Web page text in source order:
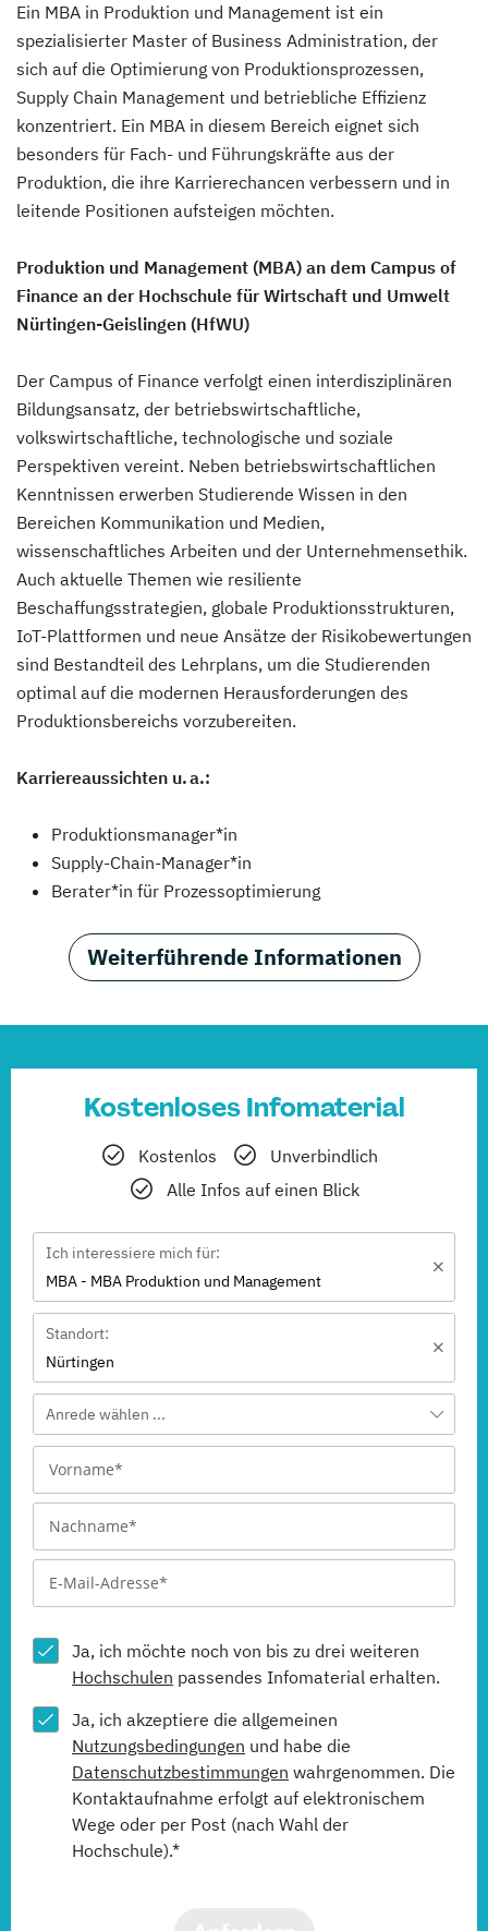
Ein MBA in Produktion und Management ist ein
spezialisierter Master of Business Administration, der
sich auf die Optimierung von Produktionsprozessen,
Supply Chain Management und betriebliche Effizienz
konzentriert. Ein MBA in diesem Bereich eignet sich
besonders für Fach- und Führungskräfte aus der
Produktion, die ihre Karrierechancen verbessern und in
leitende Positionen aufsteigen möchten.
Produktion und Management (MBA) an dem Campus of
Finance an der Hochschule für Wirtschaft und Umwelt
Nürtingen-Geislingen (HfWU)
Der Campus of Finance verfolgt einen interdisziplinären
Bildungsansatz, der betriebswirtschaftliche,
volkswirtschaftliche, technologische und soziale
Perspektiven vereint. Neben betriebswirtschaftlichen
Kenntnissen erwerben Studierende Wissen in den
Bereichen Kommunikation und Medien,
wissenschaftliches Arbeiten und der Unternehmensethik.
Auch aktuelle Themen wie resiliente
Beschaffungsstrategien, globale Produktionsstrukturen,
IoT-Plattformen und neue Ansätze der Risikobewertungen
sind Bestandteil des Lehrplans, um die Studierenden
optimal auf die modernen Herausforderungen des
Produktionsbereichs vorzubereiten.
Karriereaussichten u. a.:
Produktionsmanager*in
Supply-Chain-Manager*in
Berater*in für Prozessoptimierung
Weiterführende Informationen
Kostenloses Infomaterial
Kostenlos
Unverbindlich
Alle Infos auf einen Blick
Ich interessiere mich für:
MBA - MBA Produktion und Management
Standort:
Nürtingen
Anrede wählen ...
Ja, ich möchte noch von bis zu drei weiteren
Hochschulen passendes Infomaterial erhalten.
Ja, ich akzeptiere die allgemeinen
Nutzungsbedingungen und habe die
Datenschutzbestimmungen wahrgenommen. Die
Kontaktaufnahme erfolgt auf elektronischem
Wege oder per Post (nach Wahl der
Hochschule).*